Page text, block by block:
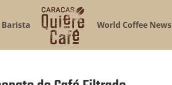
World Coffee News